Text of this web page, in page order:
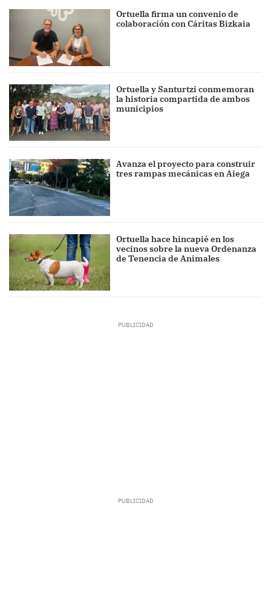
Ortuella firma un convenio de
colaboración con Cáritas Bizkaia
Ortuella y Santurtzi conmemoran
la historia compartida de ambos
municipios
Avanza el proyecto para construir
tres rampas mecánicas en Aiega
Ortuella hace hincapié en los
vecinos sobre la nueva Ordenanza
de Tenencia de Animales